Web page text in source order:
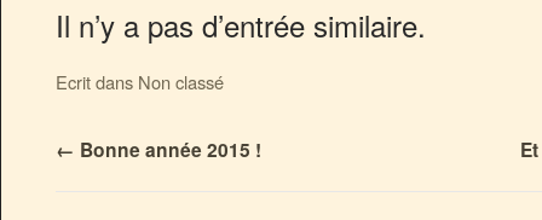
Il n’y a pas d’entrée similaire.
Ecrit dans Non classé
← Bonne année 2015 !